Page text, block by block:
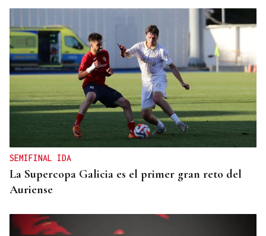
SEMIFINAL IDA
La Supercopa Galicia es el primer gran reto del
Auriense